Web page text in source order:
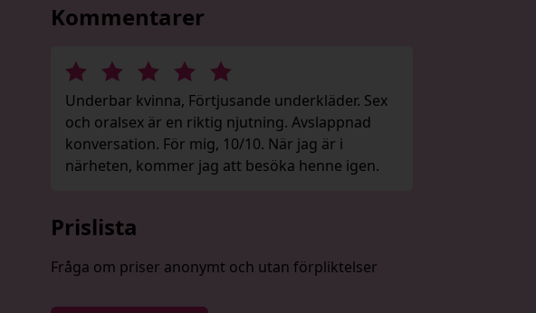
Kommentarer
Underbar kvinna, Förtjusande underkläder. Sex
och oralsex är en riktig njutning. Avslappnad
konversation. För mig, 10/10. När jag är i
närheten, kommer jag att besöka henne igen.
Prislista
Fråga om priser anonymt och utan förpliktelser